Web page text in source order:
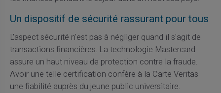
Un dispositif de sécurité rassurant pour tous
L'aspect sécurité n'est pas à négliger quand il s'agit de
transactions financières. La technologie Mastercard
assure un haut niveau de protection contre la fraude.
Avoir une telle certification confère à la Carte Veritas
une fiabilité auprès du jeune public universitaire.